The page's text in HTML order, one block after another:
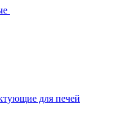
для печей